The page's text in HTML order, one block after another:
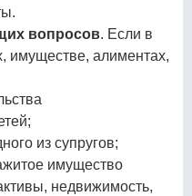
вопросов. Если в
имуществе, алиментах,
из супругов;
имущество
недвижимость,